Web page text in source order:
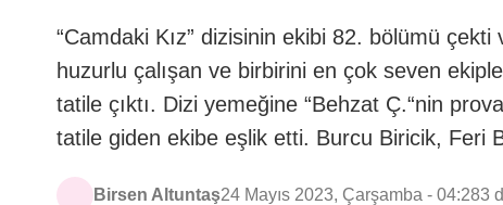
“Camdaki Kız” dizisinin ekibi 82. bölümü
huzurlu çalışan ve birbirini en çok seven
tatile çıktı. Dizi yemeğine “Behzat Ç.“nin
tatile giden ekibe eşlik etti. Burcu Biricik, Feri
Birsen Altuntaş24 Mayıs 2023, Çarşamba - 04:283